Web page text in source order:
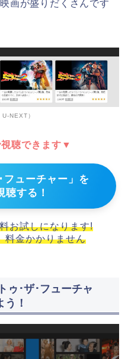
画が盛りだくさんです
U-NEXT）
聴できます▼
ューチャー」を
聴する！
お試しになります!
金かかりません
ゥ･ザ･フューチャ
！